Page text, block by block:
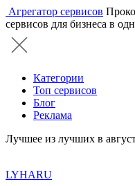
Агрегатор сервисов
сервисов для бизнеса в
Категории
Топ сервисов
Блог
Реклама
Лучшее из лучших в
LYHARU